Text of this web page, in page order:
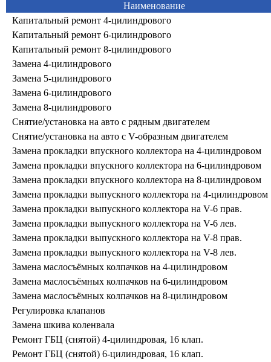
Наименование
Капитальный ремонт 4-цилиндрового
Капитальный ремонт 6-цилиндрового
Капитальный ремонт 8-цилиндрового
Замена 4-цилиндрового
Замена 5-цилиндрового
Замена 6-цилиндрового
Замена 8-цилиндрового
Снятие/установка на авто с рядным двигателем
Снятие/установка на авто с V-образным двигателем
Замена прокладки впускного коллектора на 4-цилиндровом
Замена прокладки впускного коллектора на 6-цилиндровом
Замена прокладки впускного коллектора на 8-цилиндровом
Замена прокладки выпускного коллектора на 4-цилиндровом
Замена прокладки выпускного коллектора на V-6 прав.
Замена прокладки выпускного коллектора на V-6 лев.
Замена прокладки выпускного коллектора на V-8 прав.
Замена прокладки выпускного коллектора на V-8 лев.
Замена маслосъёмных колпачков на 4-цилиндровом
Замена маслосъёмных колпачков на 6-цилиндровом
Замена маслосъёмных колпачков на 8-цилиндровом
Регулировка клапанов
Замена шкива коленвала
Ремонт ГБЦ (снятой) 4-цилиндровая, 16 клап.
Ремонт ГБЦ (снятой) 6-цилиндровая, 16 клап.